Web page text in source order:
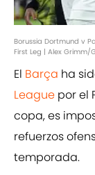
Borussia Dortmund v
First Leg | Alex Grimm/
El Barça ha
League por el
copa, es
refuerzos
temporada.